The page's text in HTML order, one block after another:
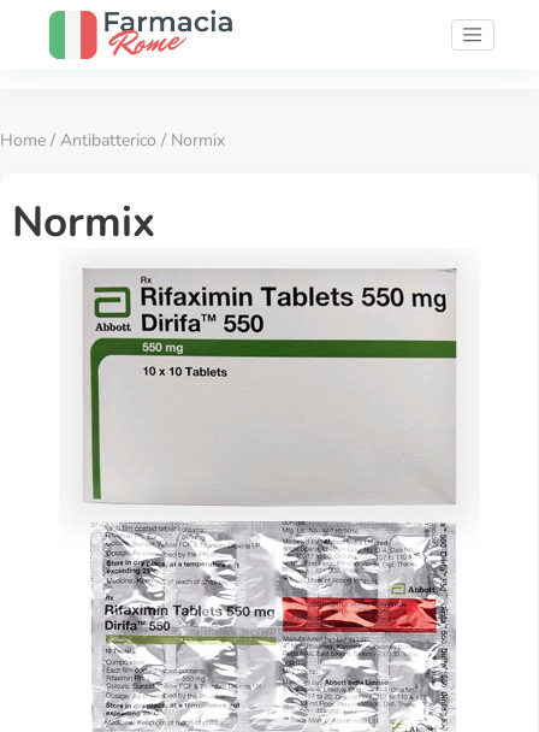
Home / Antibatterico / Normix
Normix